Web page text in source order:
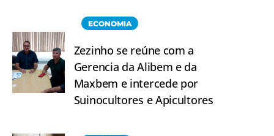
ECONOMIA
Zezinho se reúne com a
Gerencia da Alibem e da
Maxbem e intercede por
Suinocultores e Apicultores